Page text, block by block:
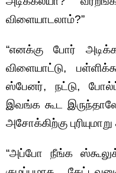
விளையாடலாம்?”
“எனக்கு போர்
விளையாட்டு,
ஸ்பேனர், நட்டு,
இவங்க கூட
அசோக்கிற்கு
“அப்போ நீங்க